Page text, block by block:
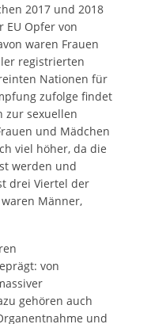
2017 und 2018
EU Opfer von
waren Frauen
registrierten
Nationen für
zufolge findet
zur sexuellen
und Mädchen
viel höher, da die
werden und
drei Viertel der
Männer,
von
gehören auch
und